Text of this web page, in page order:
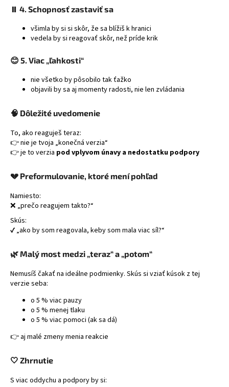
⏸️ 4. Schopnosť zastaviť sa
všimla by si si skôr, že sa blížiš k hranici
vedela by si reagovať skôr, než príde krik
😊 5. Viac „ľahkosti“
nie všetko by pôsobilo tak ťažko
objavili by sa aj momenty radosti, nie len zvládania
🧠 Dôležité uvedomenie
To, ako reaguješ teraz:
👉 nie je tvoja „konečná verzia“
👉 je to verzia pod vplyvom únavy a nedostatku podpory
💔 Preformulovanie, ktoré mení pohľad
Namiesto:
❌ „prečo reagujem takto?“
Skús:
✔️ „ako by som reagovala, keby som mala viac síl?“
🌿 Malý most medzi „teraz“ a „potom“
Nemusíš čakať na ideálne podmienky. Skús si vziať kúsok z tej
verzie seba:
o 5 % viac pauzy
o 5 % menej tlaku
o 5 % viac pomoci (ak sa dá)
👉 aj malé zmeny menia reakcie
🤍 Zhrnutie
S viac oddychu a podpory by si: